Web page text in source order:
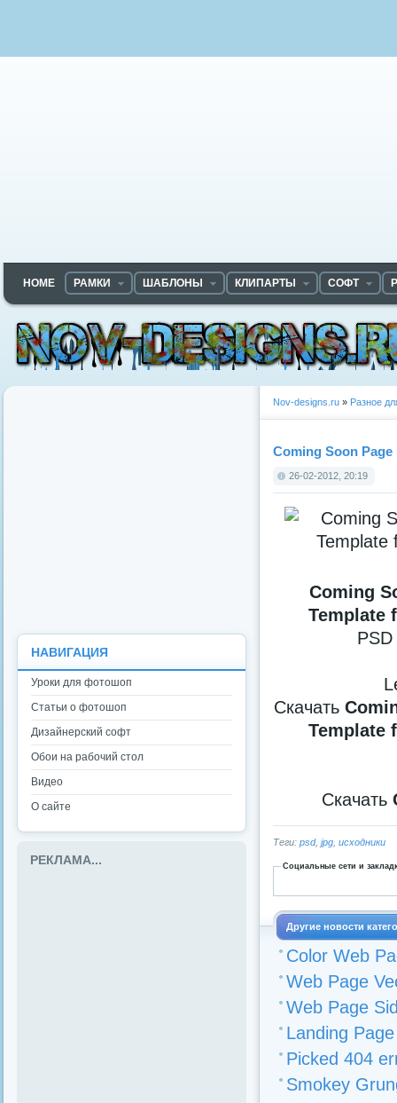
HOME РАМКИ ШАБЛОНЫ КЛИПАРТЫ СОФТ
Nov-designs.ru » Разное
Coming Soon
26-02-2012, 20:19
Coming
Template
Скачать
Template
Скачать
Теги: psd, jpg исходники
Социальные сети и
Другие новости
Color Web
Web Page
Web Page
Landing
Picked 404
Smokey
НАВИГАЦИЯ
Уроки для фотошоп
Статьи о фотошоп
Дизайнерский софт
Обои на рабочий стол
Видео
О сайте
РЕКЛАМА...